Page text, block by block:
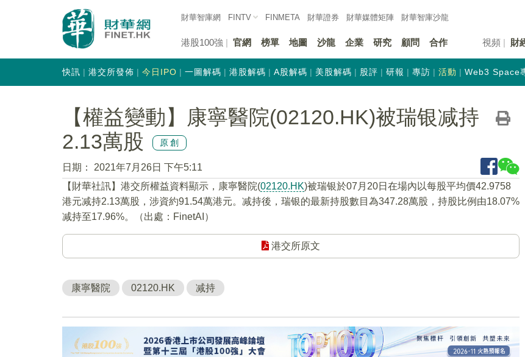
財華智庫網 FINTV FINMETA 財華證券 財華媒體矩陣 財華智庫沙龍
港股100強 官網 榜單 地圖 沙龍 企業 研究 顧問 合作 視頻 財
快訊 港交所發佈 今日IPO 一圖解碼 港股解碼 A股解碼 美股解碼 股評 研報 專訪 活動 Web3 Space
【權益變動】康寧醫院(02120.HK)被瑞银减持
2.13萬股
原創
日期：
2021年7月26日 下午5:11
【財華社訊】港交所權益資料顯示，康寧醫院(02120.HK)被瑞银於07月20日在場內以每股平均價42.9758
港元减持2.13萬股，涉資約91.54萬港元。减持後，瑞银的最新持股數目為347.28萬股，持股比例由18.07%
减持至17.96%。（出處：FinetAI）
港交所原文
康寧醫院 02120.HK 减持